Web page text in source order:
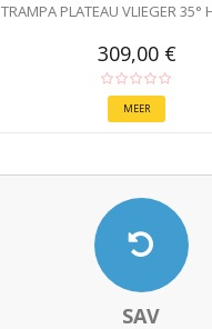
TRAMPA PLATEAU VLIEGER 35°
309,00 €
MEER
SAV